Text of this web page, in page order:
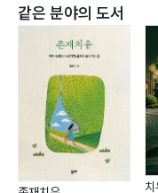
24. Q: 치아 교정은
요? 77
25. Q: 성인도 치아
26. Q: 임플란트는
요? 79
27. Q: 임플란트 수
28. Q: 틀니와 임플
같은 분야의 도서